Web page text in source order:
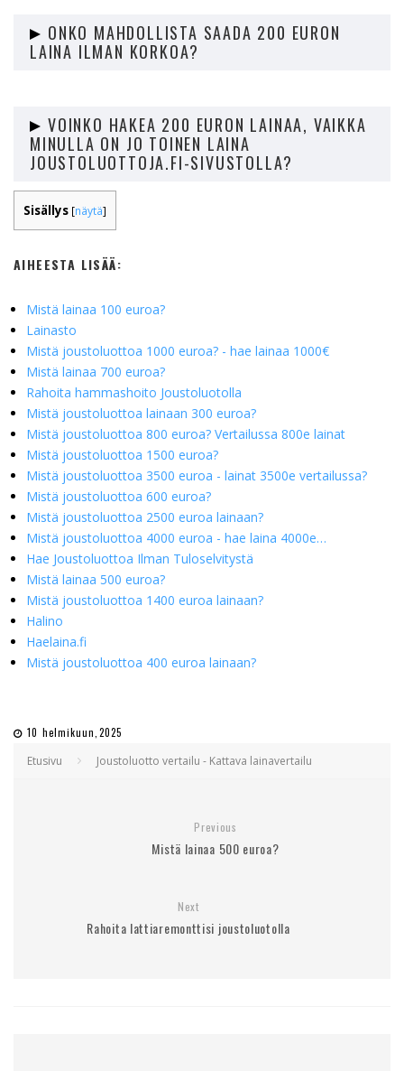
asiakaspalveluun. Voimme sopia uudesta
maksusuunnitelmasta.
ONKO MAHDOLLISTA SAADA 200 EURON
LAINA ILMAN KORKOA?
kuitenkin aina määräaikaisia.
VOINKO HAKEA 200 EURON LAINAA, VAIKKA
MINULLA ON JO TOINEN LAINA
JOUSTOLUOTTOJA.FI-SIVUSTOLLA?
Kyllä, voit hakea toista lainaa Joustoluottoja.fi-sivustolta,
kunhan sinulla on riittävät tulot molempien lainojen
tarkasti ennen useamman lainan ottamista.
Sisällys [näytä]
AIHEESTA LISÄÄ:
Mistä lainaa 100 euroa?
Lainasto
Mistä joustoluottoa 1000 euroa? - hae lainaa 1000€
Mistä lainaa 700 euroa?
Rahoita hammashoito Joustoluotolla
Mistä joustoluottoa lainaan 300 euroa?
Mistä joustoluottoa 800 euroa? Vertailussa 800e lainat
Mistä joustoluottoa 1500 euroa?
Mistä joustoluottoa 3500 euroa - lainat 3500e vertailussa?
Mistä joustoluottoa 600 euroa?
Mistä joustoluottoa 2500 euroa lainaan?
Mistä joustoluottoa 4000 euroa - hae laina 4000e…
Hae Joustoluottoa Ilman Tuloselvitystä
Mistä lainaa 500 euroa?
Mistä joustoluottoa 1400 euroa lainaan?
Halino
Haelaina.fi
Mistä joustoluottoa 400 euroa lainaan?
10 helmikuun,2025
Etusivu Joustoluotto vertailu - Kattava lainavertailu
Previous
Mistä lainaa 500 euroa?
Next
Rahoita lattiaremonttisi joustoluotolla